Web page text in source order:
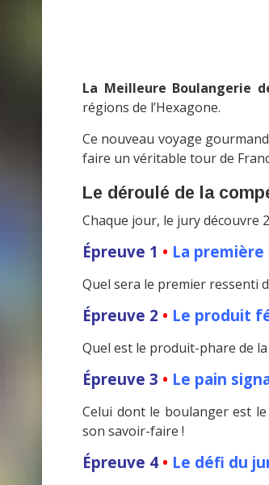
La Meilleure Boulangerie
régions de l’Hexagone.
Ce nouveau voyage
faire un véritable tour de
Le déroulé de la
Chaque jour, le jury découvre
Épreuve 1 • La
Quel sera le premier ressenti
Épreuve 2 • Le produit
Quel est le produit-phare de
Épreuve 3 • Le pain
Celui dont le boulanger est
son savoir-faire !
Épreuve 4 • Le défi du